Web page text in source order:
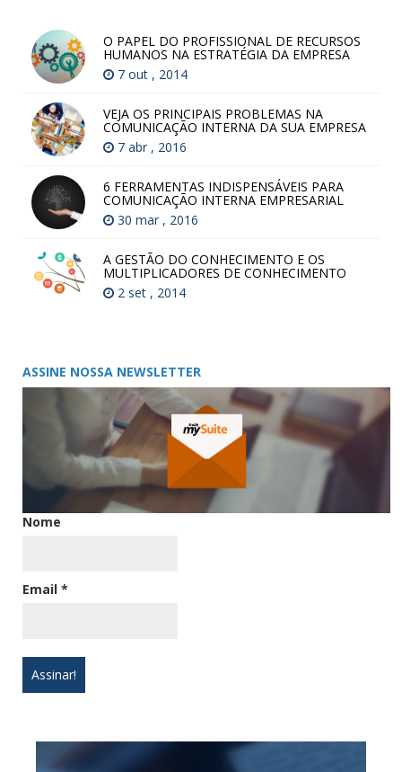
O PAPEL DO PROFISSIONAL DE RECURSOS
HUMANOS NA ESTRATÉGIA DA EMPRESA
7 out , 2014
VEJA OS PRINCIPAIS PROBLEMAS NA
COMUNICAÇÃO INTERNA DA SUA EMPRESA
7 abr , 2016
6 FERRAMENTAS INDISPENSÁVEIS PARA
COMUNICAÇÃO INTERNA EMPRESARIAL
30 mar , 2016
A GESTÃO DO CONHECIMENTO E OS
MULTIPLICADORES DE CONHECIMENTO
2 set , 2014
ASSINE NOSSA NEWSLETTER
Nome
Email *